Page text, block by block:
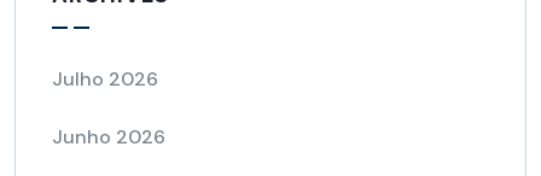
Julho 2026
Junho 2026